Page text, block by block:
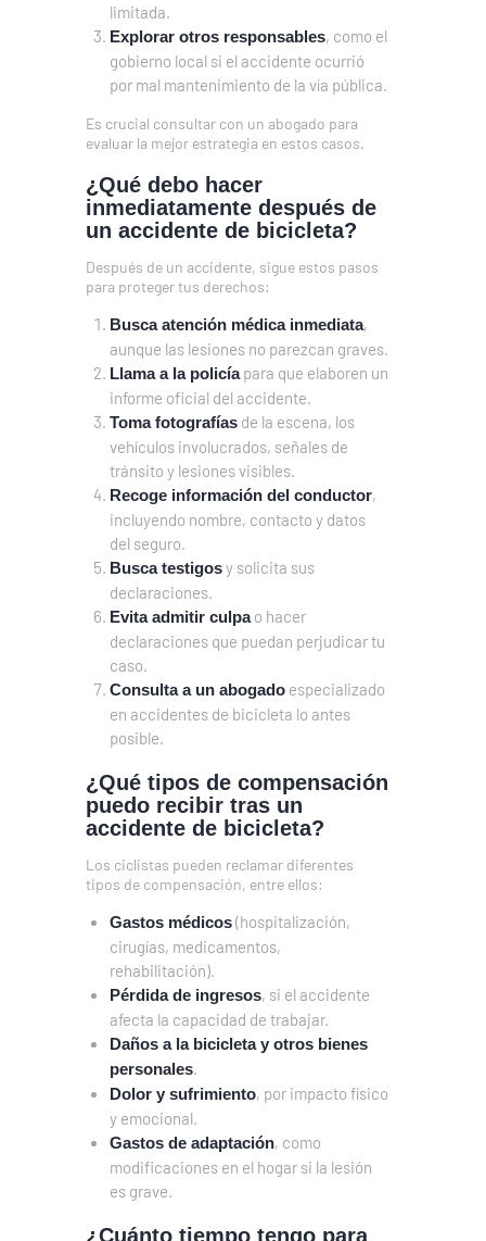
limitada.
Explorar otros responsables, como el
gobierno local si el accidente ocurrió
por mal mantenimiento de la vía pública.
Es crucial consultar con un abogado para
evaluar la mejor estrategia en estos casos.
¿Qué debo hacer
inmediatamente después de
un accidente de bicicleta?
Después de un accidente, sigue estos pasos
para proteger tus derechos:
Busca atención médica inmediata,
aunque las lesiones no parezcan graves.
Llama a la policía para que elaboren un
informe oficial del accidente.
Toma fotografías de la escena, los
vehículos involucrados, señales de
tránsito y lesiones visibles.
Recoge información del conductor,
incluyendo nombre, contacto y datos
del seguro.
Busca testigosy solicita sus
declaraciones.
Evita admitir culpa o hacer
declaraciones que puedan perjudicar tu
caso.
Consulta a un abogado especializado
en accidentes de bicicleta lo antes
posible.
¿Qué tipos de compensación
puedo recibir tras un
accidente de bicicleta?
Los ciclistas pueden reclamar diferentes
tipos de compensación, entre ellos:
Gastos médicos(hospitalización,
cirugías, medicamentos,
rehabilitación).
Pérdida de ingresos, si el accidente
afecta la capacidad de trabajar.
Daños a la bicicleta y otros bienes
personales
Dolor y sufrimiento, por impacto físico
y emocional.
Gastos de adaptación, como
modificaciones en el hogar si la lesión
es grave.
¿Cuánto tiempo tengo para